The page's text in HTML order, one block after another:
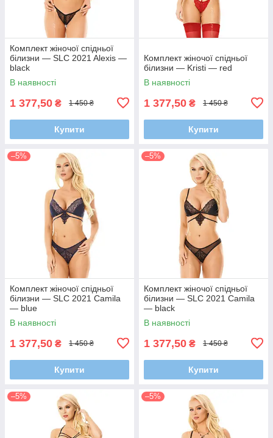
Комплект жіночої спідньої
білизни — SLC 2021 Alexis —
black
В наявності
1 377,50 ₴ 1 450 ₴
Купити
Комплект жіночої спідньої
білизни — Kristi — red
В наявності
1 377,50 ₴ 1 450 ₴
Купити
–5%
Комплект жіночої спідньої
білизни — SLC 2021 Camila
— blue
В наявності
1 377,50 ₴ 1 450 ₴
Купити
–5%
Комплект жіночої спідньої
білизни — SLC 2021 Camila
— black
В наявності
1 377,50 ₴ 1 450 ₴
Купити
–5% –5%